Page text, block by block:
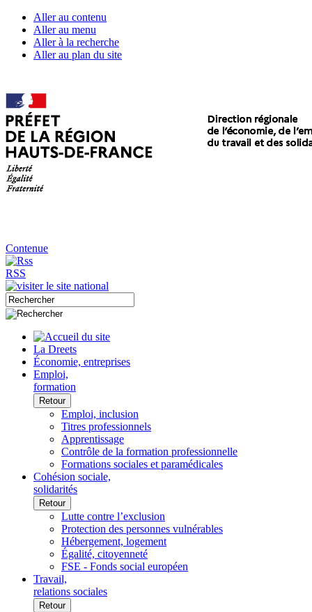
Aller au contenu
Aller au menu
Aller à la recherche
Aller au plan du site
Contenue
RSS
La Dreets
Économie, entreprises
Emploi,
formation
Retour
Emploi, inclusion
Titres professionnels
Apprentissage
Contrôle de la formation professionnelle
Formations sociales et paramédicales
Cohésion sociale,
solidarités
Retour
Lutte contre l’exclusion
Protection des personnes vulnérables
Hébergement, logement
Égalité, citoyenneté
FSE - Fonds social européen
Travail,
relations sociales
Retour